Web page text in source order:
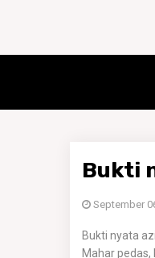
Bukti
September
Bukti nyata
Mahar pedas,